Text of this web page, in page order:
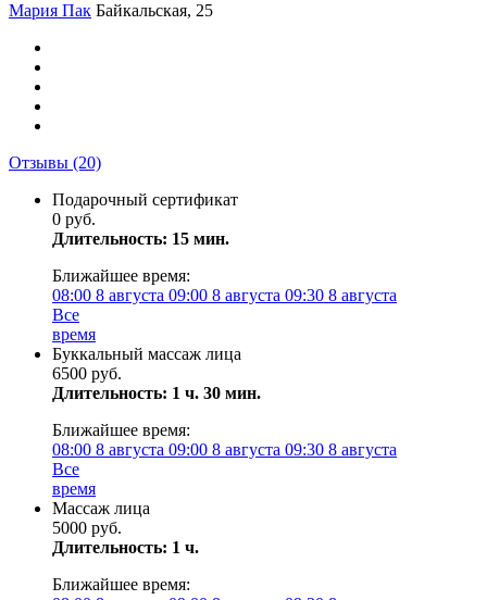
Мария Пак Байкальская, 25
Отзывы (20)
Подарочный сертификат
0 руб.
Длительность: 15 мин.
Ближайшее время:
08:00 8 августа 09:00 8 августа 09:30 8 августа
Все
время
Буккальный массаж лица
6500 руб.
Длительность: 1 ч. 30 мин.
Ближайшее время:
08:00 8 августа 09:00 8 августа 09:30 8 августа
Все
время
Массаж лица
5000 руб.
Длительность: 1 ч.
Ближайшее время: